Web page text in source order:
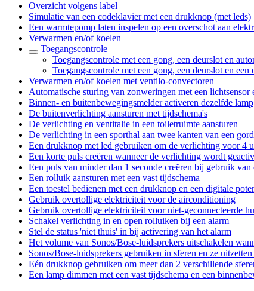
Overzicht volgens label
Simulatie van een codeklavier met een drukknop (met leds)
Een warmtepomp laten inspelen op een overschot aan
Verwarmen en/of koelen
Toegangscontrole
Toegangscontrole met een gong, een deurslot en
Toegangscontrole met een gong, een deurslot en een
Verwarmen en/of koelen met ventilo-convectoren
Automatische sturing van zonweringen met een
Binnen- en buitenbewegingsmelder activeren dezelfde lamp
De buitenverlichting aansturen met tijdschema's
De verlichting en ventitalie in een toiletruimte aansturen
De verlichting in een sporthal aan twee kanten van een
Een drukknop met led gebruiken om de verlichting voor 4
Een korte puls creëren wanneer de verlichting wordt
Een puls van minder dan 1 seconde creëren bij gebruik
Een rolluik aansturen met een vast tijdschema
Een toestel bedienen met een drukknop en een digitale
Gebruik overtollige elektriciteit voor de airconditioning
Gebruik overtollige elektriciteit voor niet-geconnecteerde
Schakel verlichting in en open rolluiken bij een alarm
Stel de status 'niet thuis' in bij activering van het alarm
Het volume van Sonos/Bose-luidsprekers uitschakelen
Sonos/Bose-luidsprekers gebruiken in sferen en ze
Eén drukknop gebruiken om meer dan 2 verschillende
Een lamp dimmen met een vast tijdschema en een